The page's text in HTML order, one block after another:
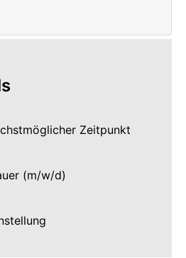
Zeitpunkt
(m/w/d)